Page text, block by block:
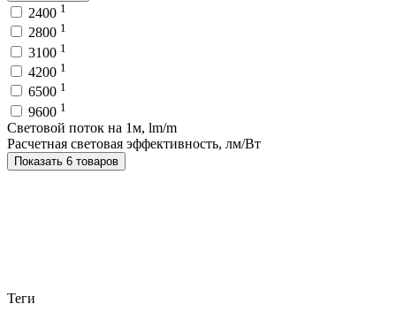
2400 1
2800 1
3100 1
4200 1
6500 1
9600 1
Световой поток на 1м, lm/m
Расчетная световая эффективность, лм/Вт
Показать 6 товаров
Теги